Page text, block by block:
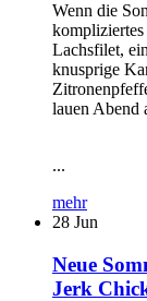
Wenn die
Lachsfilet,
knusprige
lauen Abend
...
mehr
28 Jun
Neue
Jerk